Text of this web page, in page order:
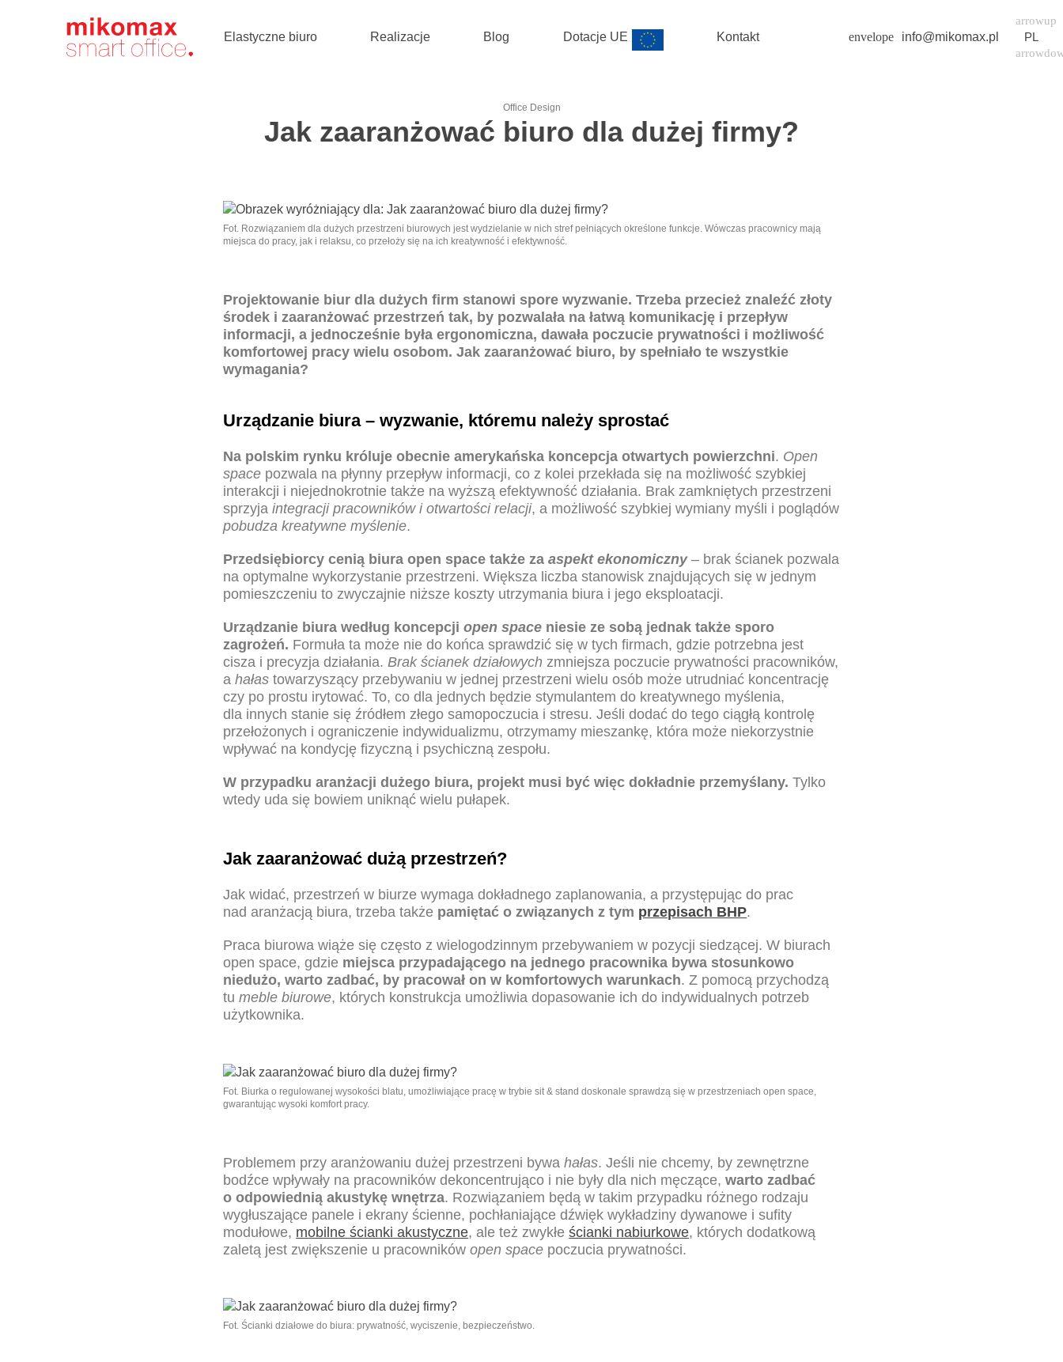
Elastyczne biuro Realizacje Blog Dotacje UE Kontakt info@mikomax.pl PL
tapicerowane
i kontenery
office
Office Design
Jak zaaranżować biuro dla dużej firmy?
Fot. Rozwiązaniem dla dużych przestrzeni biurowych jest wydzielanie w nich stref pełniących określone funkcje. Wówczas pracownicy mają
miejsca do pracy, jak i relaksu, co przełoży się na ich kreatywność i efektywność.
Projektowanie biur dla dużych firm stanowi spore wyzwanie. Trzeba przecież znaleźć złoty
środek i zaaranżować przestrzeń tak, by pozwalała na łatwą komunikację i przepływ
informacji, a jednocześnie była ergonomiczna, dawała poczucie prywatności i możliwość
komfortowej pracy wielu osobom. Jak zaaranżować biuro, by spełniało te wszystkie
wymagania?
Urządzanie biura – wyzwanie, któremu należy sprostać
Na polskim rynku króluje obecnie amerykańska koncepcja otwartych powierzchni. Open
space pozwala na płynny przepływ informacji, co z kolei przekłada się na możliwość szybkiej
interakcji i niejednokrotnie także na wyższą efektywność działania. Brak zamkniętych przestrzeni
sprzyjaintegracji pracowników i otwartości relacji, a możliwość szybkiej wymiany myśli i poglądów
pobudza kreatywne myślenie.
Przedsiębiorcy cenią biura open space także zaaspekt ekonomiczny– brak ścianek pozwala
na optymalne wykorzystanie przestrzeni. Większa liczba stanowisk znajdujących się w jednym
pomieszczeniu to zwyczajnie niższe koszty utrzymania biura i jego eksploatacji.
Urządzanie biura według koncepcjiopen space niesie ze sobą jednak także sporo
zagrożeń. Formuła ta może nie do końca sprawdzić się w tych firmach, gdzie potrzebna jest
cisza i precyzja działania. Brak ścianek działowych zmniejsza poczucie prywatności pracowników,
ahałas towarzyszący przebywaniu w jednej przestrzeni wielu osób może utrudniać koncentrację
czy po prostu irytować. To, co dla jednych będzie stymulantem do kreatywnego myślenia,
dla innych stanie się źródłem złego samopoczucia i stresu. Jeśli dodać do tego ciągłą kontrolę
przełożonych i ograniczenie indywidualizmu, otrzymamy mieszankę, która może niekorzystnie
wpływać na kondycję fizyczną i psychiczną zespołu.
W przypadkuaranżacji dużego biura, projekt musi być więc dokładnie przemyślany. Tylko
wtedy uda się bowiem uniknąć wielu pułapek.
Jak zaaranżować dużą przestrzeń?
Jak widać, przestrzeń w biurze wymaga dokładnego zaplanowania, a przystępując do prac
nadaranżacją biura, trzeba także pamiętać o związanych z tym przepisach BHP.
Praca biurowa wiąże się często z wielogodzinnym przebywaniem w pozycji siedzącej. W biurach
open space, gdzie miejsca przypadającego na jednego pracownika bywa stosunkowo
niedużo, warto zadbać, by pracował on w komfortowych warunkach. Z pomocą przychodzą
tumeble biurowe, których konstrukcja umożliwia dopasowanie ich do indywidualnych potrzeb
użytkownika.
Fot. Biurka o regulowanej wysokości blatu, umożliwiające pracę w trybie sit & stand doskonale sprawdzą się w przestrzeniach open space,
gwarantując wysoki komfort pracy.
Problemem przy aranżowaniu dużej przestrzeni bywahałas. Jeśli nie chcemy, by zewnętrzne
bodźce wpływały na pracowników dekoncentrująco i nie były dla nich męczące,warto zadbać
o odpowiednią akustykę wnętrza. Rozwiązaniem będą w takim przypadku różnego rodzaju
wygłuszające panele i ekrany ścienne, pochłaniające dźwięk wykładziny dywanowe i sufity
modułowe, mobilne ścianki akustyczne, ale też zwykłeścianki nabiurkowe, których dodatkową
zaletą jest zwiększenie u pracownikówopen space poczucia prywatności.
Fot. Ścianki działowe do biura: prywatność, wyciszenie, bezpieczeństwo.